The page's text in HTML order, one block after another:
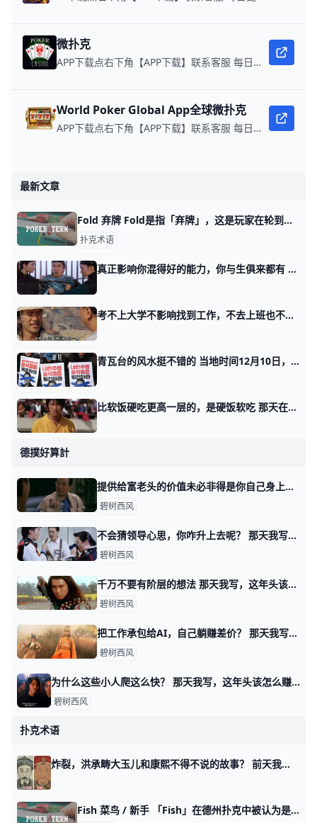
微扑克
APP下载点右下角【APP下载】联系客服 每日更新可用链接 微扑克 WPK真人在线约局，领WPK钻石。
World Poker Global App全球微扑克
APP下载点右下角【APP下载】联系客服 每日更新可用链接 在线玩扑克，赢取真钱。
最新文章
Fold 弃牌 Fold是指「弃牌」，这是玩家在轮到他们行动时，选择不参与这一轮牌局并放弃所有下注的选项。当一名玩家决定弃牌，他将失去目前所下的筹码，但也不
扑克术语
真正影响你混得好的能力，你与生俱来都有 那天讲谋生话题的时候，好几个读者的留言，都提到了韦小宝。 你们说得对，韦小宝的确是不学有术，本自具足。 金庸其实故意设置过很多家世好，武功高，学
考不上大学不影响找到工作，不去上班也不影响赚钱 那天我聊铁打的中产，流水的中产阶级时，有个读者留言说： 他只有初中学历。 很显然，他上不了岸，他就没有考试资格。 但你上不上岸，未必就不能成为中产
青瓦台的风水挺不错的 当地时间12月10日，韩国国会通过要求迅速逮捕总统尹锡悦的决议案。现在韩国这位政治死人已经不能出国了，国会又要求逮捕他。 这就叫政变的回头路只
比软饭硬吃更高一层的，是硬饭软吃 那天在2026掀起滔天巨浪一文中，我讲，未来有两条路，吃硬饭，吃软饭。 有个读者留言跟我讲了很多他在吃硬饭过程中遇到的问题。 首先，我那天开篇引
德撲好算計
提供给富老头的价值未必非得是你自己身上的 那天我写这年头该怎么赚钱时，有个在美国工作的，副业做一对一家教的读者问，怎么打开富老头的圈子。 我说终归得提供价值，对方看得上的价值。 有其他读
碧树西风
不会猜领导心思，你咋升上去呢？ 那天我写这年头该怎么赚钱时，我说表演型的工作，很多人是不过滤的，简单说就是拿手下当小白鼠。 你自己去撞南墙吧。 有读者看了之后，感慨说，过滤干净
碧树西风
千万不要有阶层的想法 那天我写，这年头该怎么赚钱时，有读者留言问我说，可不可以认为那四种不同方式下，阶层有所抬升？ 首先，我纠正你一个想法，当然这个想法很普遍，就是
碧树西风
把工作承包给AI，自己躺赚差价？ 那天我写，这年头该怎么赚钱时，有读者问我，如果自己从事的是耗材型的工作，又无心提升。 是不是只要用好AI，让它去当耗材替身，就会迎来春天？ 就像
碧树西风
为什么这些小人爬这么快？ 那天我写，这年头该怎么赚钱时，有个读者留言问我： 他说，他感觉，好像那四个类型，无论哪个，都是小人爬的更加快。 按说不该这么讲，因为有些书生气，
碧树西风
扑克术语
炸裂，洪承畴大玉儿和康熙不得不说的故事？ 前天我讲这一轮的机会时，有个读者看了第五部分里面我分享的十七条十多年前的交易日记。 他就很好奇，他留言问我，他自己也做投资，但是他不明白，为啥
Fish 菜鸟 / 新手 「Fish」在德州扑克中被认为是相对较弱的玩家，常常作出明显的错误决策或容易受到其他玩家的操控。当玩家被称为「Fish」時，意味着他们可能在